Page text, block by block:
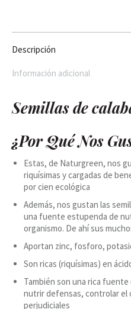
Descripción
Información adicional
Semillas de
¿Por Qué Nos
Estas, de Naturgreen, nos
riquísimas y cargadas de
por cien ecológica
Además, nos gustan las
una fuente estupenda de
organismo. De ahí sus
Aportan zinc, fosforo,
Son ricas (riquísimas) en
También son una rica
nutrir defensas, controlar el
perjudiciales